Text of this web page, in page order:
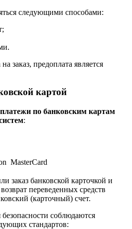
следующими способами:
заказ, предоплата является
картой
по банковским картам
:
MasterCard
заказ банковской карточкой и
переведенных средств
(карточный) счет.
соблюдаются
стандартов: